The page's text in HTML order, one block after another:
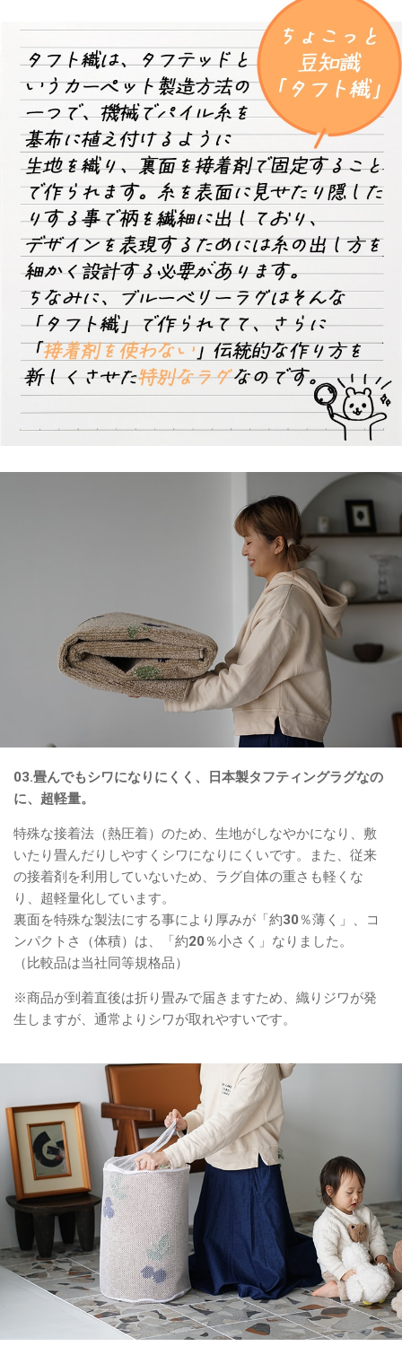
03.畳んでもシワになりにくく、日本製タフティングラグなの
に、超軽量。
特殊な接着法（熱圧着）のため、生地がしなやかになり、敷
いたり畳んだりしやすくシワになりにくいです。また、従来
の接着剤を利用していないため、ラグ自体の重さも軽くな
り、超軽量化しています。
裏面を特殊な製法にする事により厚みが「約30％薄く」、コ
ンパクトさ（体積）は、「約20％小さく」なりました。
（比較品は当社同等規格品）
※商品が到着直後は折り畳みで届きますため、織りジワが発
生しますが、通常よりシワが取れやすいです。